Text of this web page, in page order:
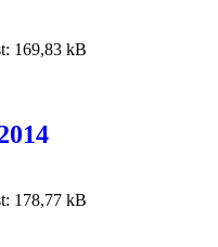
169,83 kB
178,77 kB